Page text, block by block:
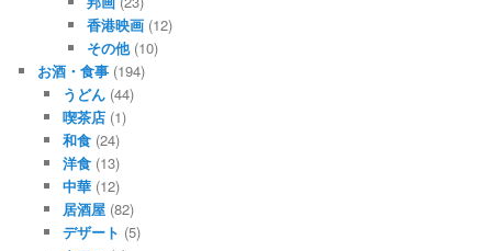
香港映画 (12)
その他(10)
お酒・食事 (194)
うどん(44)
喫茶店(1)
和食(24)
洋食(13)
中華(12)
居酒屋(82)
デザート (5)